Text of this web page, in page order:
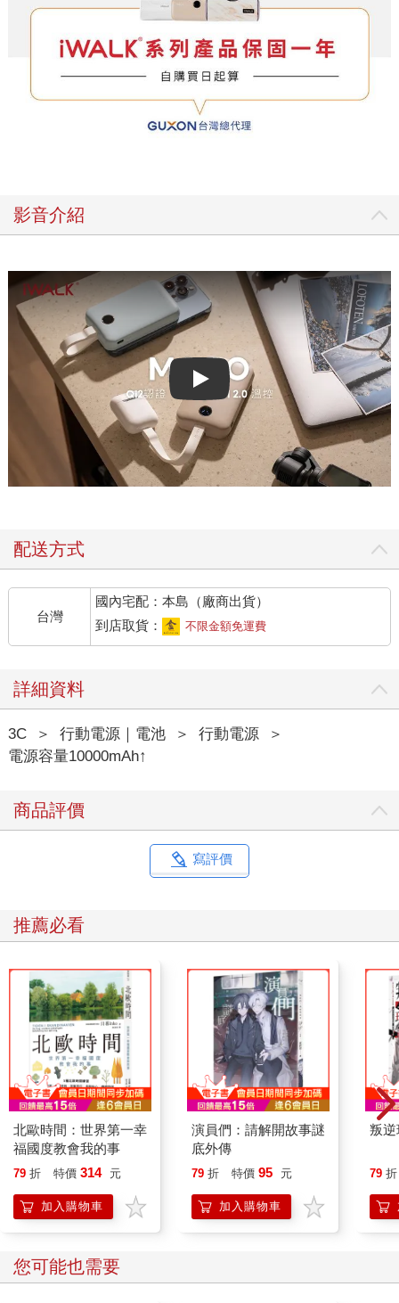
影音介紹
Play video
配送方式
台灣
國內宅配：本島（廠商出貨）
到店取貨：
不限金額免運費
詳細資料
3C ＞ 行動電源｜電池 ＞ 行動電源
＞
電源容量10000mAh↑
商品評價
寫評價
推薦必看
北歐時間：世界第一幸
福國度教會我的事
79 折 特價 314 元
加入購物車
演員們：請解開故事謎
底外傳
79 折 特價 95 元
加入購物車
叛逆
79 折
您可能也需要